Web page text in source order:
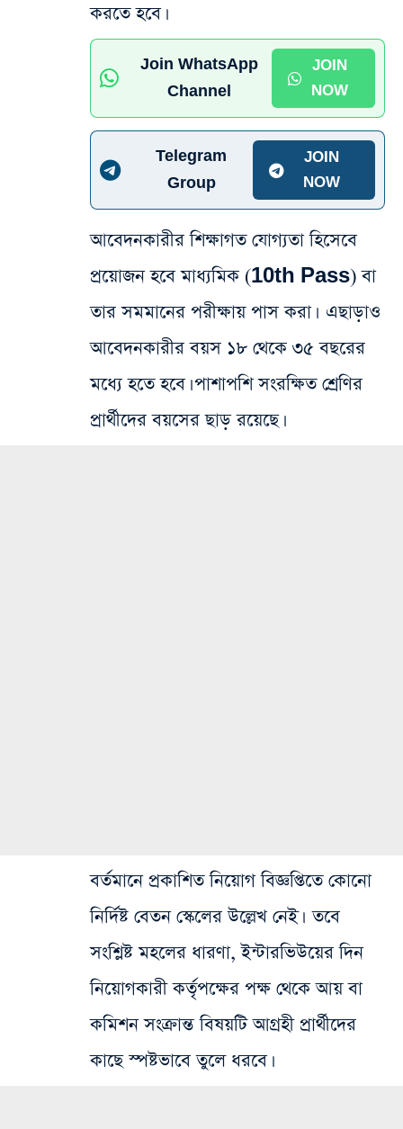
করতে হবে।
Join WhatsApp
Channel
JOIN
NOW
Telegram
Group
JOIN
NOW
আবেদনকারীর শিক্ষাগত যোগ্যতা হিসেবে
প্রয়োজন হবে মাধ্যমিক (10th Pass) বা
তার সমমানের পরীক্ষায় পাস করা। এছাড়াও
আবেদনকারীর বয়স ১৮ থেকে ৩৫ বছরের
মধ্যে হতে হবে। পাশাপশি সংরক্ষিত শ্রেণির
প্রার্থীদের বয়সের ছাড় রয়েছে।
বর্তমানে প্রকাশিত নিয়োগ বিজ্ঞপ্তিতে কোনো
নির্দিষ্ট বেতন স্কেলের উল্লেখ নেই। তবে
সংশ্লিষ্ট মহলের ধারণা, ইন্টারভিউয়ের দিন
নিয়োগকারী কর্তৃপক্ষের পক্ষ থেকে আয় বা
কমিশন সংক্রান্ত বিষয়টি আগ্রহী প্রার্থীদের
কাছে স্পষ্টভাবে তুলে ধরবে।